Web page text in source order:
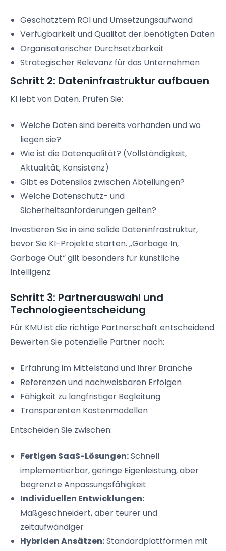
Geschätztem ROI und Umsetzungsaufwand
Verfügbarkeit und Qualität der benötigten Daten
Organisatorischer Durchsetzbarkeit
Strategischer Relevanz für das Unternehmen
Schritt 2: Dateninfrastruktur aufbauen
KI lebt von Daten. Prüfen Sie:
Welche Daten sind bereits vorhanden und wo
liegen sie?
Wie ist die Datenqualität? (Vollständigkeit,
Aktualität, Konsistenz)
Gibt es Datensilos zwischen Abteilungen?
Welche Datenschutz- und
Sicherheitsanforderungen gelten?
Investieren Sie in eine solide Dateninfrastruktur,
bevor Sie KI-Projekte starten. „Garbage In,
Garbage Out“ gilt besonders für künstliche
Intelligenz.
Schritt 3: Partnerauswahl und
Technologieentscheidung
Für KMU ist die richtige Partnerschaft entscheidend.
Bewerten Sie potenzielle Partner nach:
Erfahrung im Mittelstand und Ihrer Branche
Referenzen und nachweisbaren Erfolgen
Fähigkeit zu langfristiger Begleitung
Transparenten Kostenmodellen
Entscheiden Sie zwischen:
Fertigen SaaS-Lösungen:Schnell
implementierbar, geringe Eigenleistung, aber
begrenzte Anpassungsfähigkeit
Individuellen Entwicklungen:
Maßgeschneidert, aber teurer und
zeitaufwändiger
Hybriden Ansätzen:Standardplattformen mit